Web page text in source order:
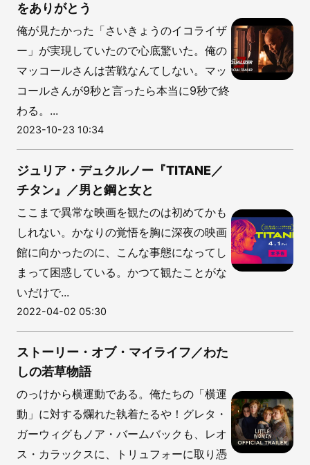
をありがとう
俺が見たかった「さいきょうのイコライザ
ー」が実現していたので心底驚いた。俺の
マッコールさんは苦戦なんてしない。マッ
コールさんが9秒と言ったら本当に9秒で終
わる。...
2023-10-23 10:34
ジュリア・デュクルノー『TITANE／
チタン』／男と鋼と女と
ここまで異常な映画を観たのは初めてかも
しれない。かなりの覚悟を胸に深夜の映画
館に向かったのに、こんな事態になってし
まって困惑している。かつて観たことがな
いだけで...
2022-04-02 05:30
ストーリー・オブ・マイライフ／わた
しの若草物語
のっけから横運動である。俺たちの「横運
動」に対する爛れた執着たるや！グレタ・
ガーウィグもノア・バームバックも、レオ
ス・カラックスに、トリュフォーに取り憑